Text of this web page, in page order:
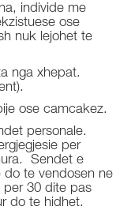
individe me
ose
nuk lejohet te
nga xhepat.
ose camcakez.
personale.
per
Sendet e
do te vendosen ne
per 30 dite pas
do te hidhet.